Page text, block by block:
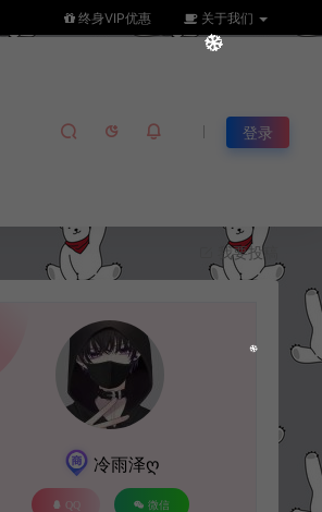
终身VIP优惠 关于我们
登录
我要投稿
冷雨泽ღ
QQ 微信